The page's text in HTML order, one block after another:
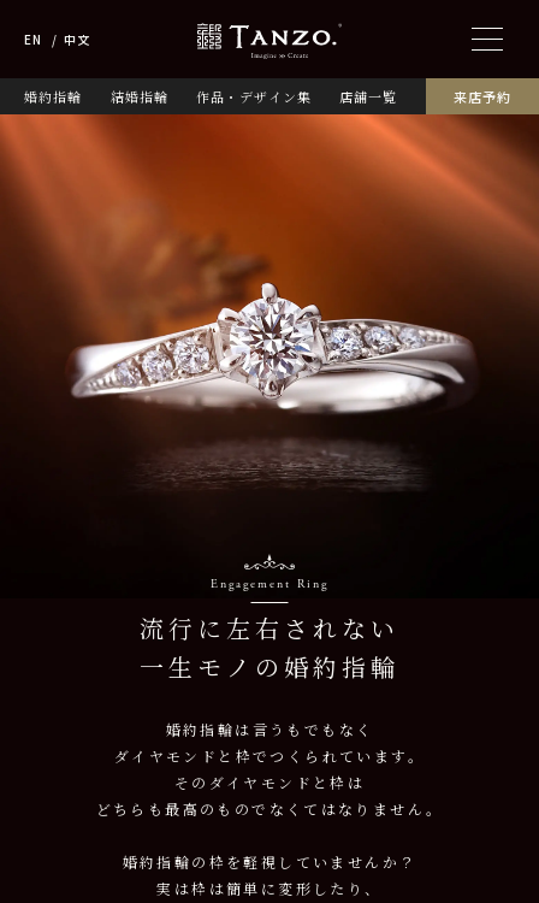
婚約指輪 結婚指輪 作品・デザイン集 店舗一覧 来店予約
EN 中文
Engagement Ring
流行に左右されない
一生モノの婚約指輪
婚約指輪は言うもでもなく
ダイヤモンドと枠でつくられています。
そのダイヤモンドと枠は
どちらも最高のものでなくてはなりません。
婚約指輪の枠を軽視していませんか？
実は枠は簡単に変形したり、